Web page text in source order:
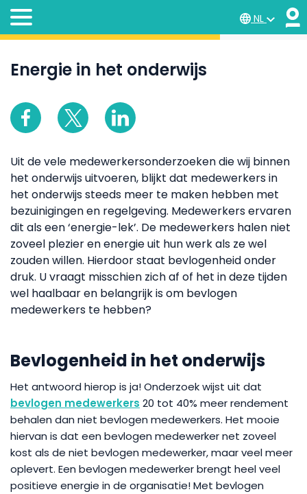
NL
Energie in het onderwijs
Uit de vele medewerkersonderzoeken die wij binnen
het onderwijs uitvoeren, blijkt dat medewerkers in
het onderwijs steeds meer te maken hebben met
bezuinigingen en regelgeving. Medewerkers ervaren
dit als een ‘energie-lek’. De medewerkers halen niet
zoveel plezier en energie uit hun werk als ze wel
zouden willen. Hierdoor staat bevlogenheid onder
druk. U vraagt misschien zich af of het in deze tijden
wel haalbaar en belangrijk is om bevlogen
medewerkers te hebben?
Bevlogenheid in het onderwijs
Het antwoord hierop is ja! Onderzoek wijst uit dat
bevlogen medewerkers 20 tot 40% meer rendement
behalen dan niet bevlogen medewerkers. Het mooie
hiervan is dat een bevlogen medewerker net zoveel
kost als de niet bevlogen medewerker, maar veel meer
oplevert. Een bevlogen medewerker brengt heel veel
positieve energie in de organisatie! Met bevlogen